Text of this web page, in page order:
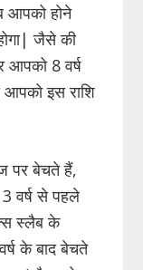
आपको होने
जैसे की
8 वर्ष
इस राशि
पर बेचते हैं,
वर्ष से पहले
स्लैब के
के बाद बेचते